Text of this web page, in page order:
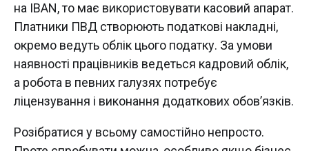
на IBAN, то має використовувати касовий апарат.
Платники ПВД створюють податкові накладні,
окремо ведуть облік цього податку. За умови
наявності працівників ведеться кадровий облік,
а робота в певних галузях потребує
ліцензування і виконання додаткових обов’язків.
Розібратися у всьому самостійно непросто.